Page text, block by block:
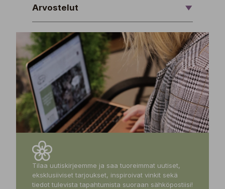
Arvostelut
Tilaa uutiskirjeemme ja saa tuoreimmat uutiset,
eksklusiiviset tarjoukset, inspiroivat vinkit sekä
tiedot tulevista tapahtumista suoraan sähköpostiisi!